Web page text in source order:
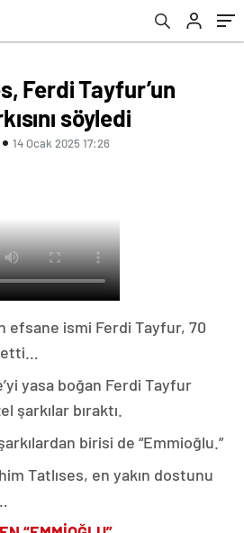
Ferdi Tayfur’un
söyledi
14 Ocak 2025 17:26
efsane ismi Ferdi Tayfur, 70
yasa boğan Ferdi Tayfur
bıraktı.
birisi de “Emmioğlu.”
Tatlıses, en yakın dostunu